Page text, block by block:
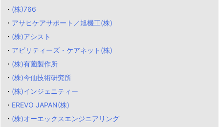
・ (株)766
・ アサヒケアサポート／旭機工(株)
・ (株)アシスト
・ アビリティーズ・ケアネット(株)
・ (株)有薗製作所
・ (株)今仙技術研究所
・ (株)インジェニティー
・ EREVO JAPAN(株)
・ (株)オーエックスエンジニアリング